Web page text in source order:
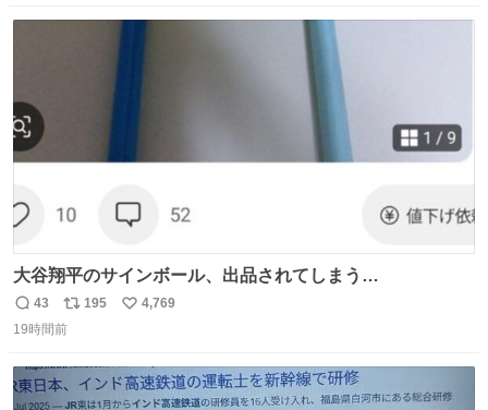
大谷翔平のサインボール、出品されてしまう…
返
信
43
リ
ポ
数
195
い
数
4,769
19時間前